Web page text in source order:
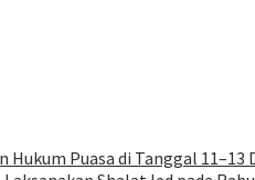
Hukum Puasa di Tanggal 11–13